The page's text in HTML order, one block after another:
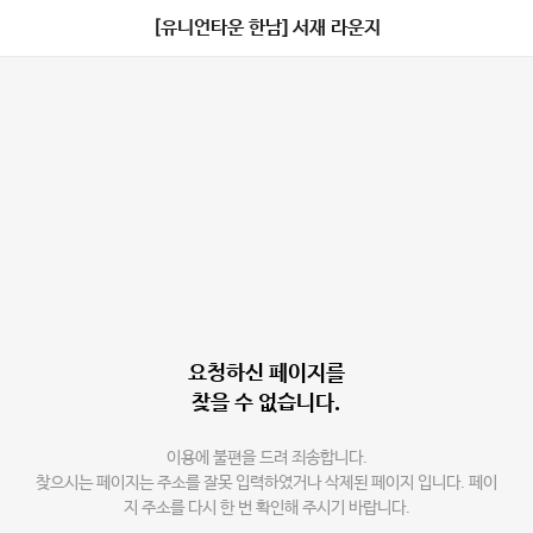
[유니언타운 한남] 서재 라운지
요청하신 페이지를
찾을 수 없습니다.
이용에 불편을 드려 죄송합니다.
찾으시는 페이지는 주소를 잘못 입력하였거나 삭제된 페이지 입니다. 페이
지 주소를 다시 한 번 확인해 주시기 바랍니다.